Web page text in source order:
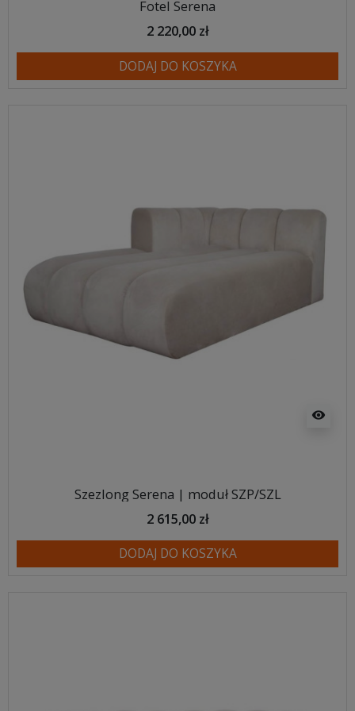
Fotel Serena
2 220,00 zł
DODAJ DO KOSZYKA
visibility
Szezlong Serena | moduł SZP/SZL
2 615,00 zł
DODAJ DO KOSZYKA